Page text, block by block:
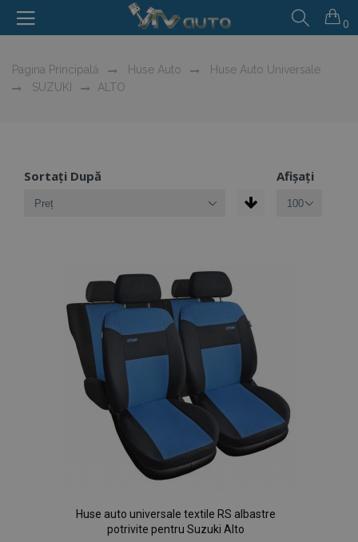
0
Pagina Principală Huse Auto
Huse Auto Universale
SUZUKI
ALTO
Sortați După Afișați
Huse auto universale textile RS albastre
potrivite pentru Suzuki Alto